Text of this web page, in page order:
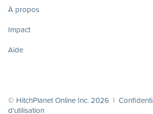
À propos
Impact
Aide
© HitchPlanet Online Inc. 2026 |
d'utilisation